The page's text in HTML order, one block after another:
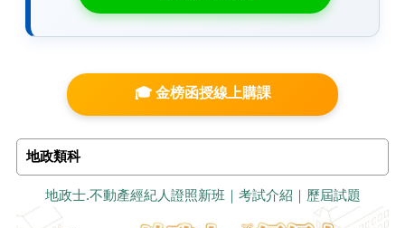
🎓 金榜函授線上購課
地政類科
地政士.不動產經紀人證照新班｜考試介紹｜歷屆試題